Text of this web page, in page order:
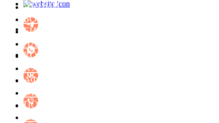
АКЦИИ
БОУЛИНГ
БИЛЬЯРД
ЛАЗЕРТАГ
КОНЦЕРТ-ХОЛЛ ФАСОЛЬ
КУХНЯ
АФИША МЕРОПРИЯТИЙ
ОРГАНИЗАЦИЯ ПРАЗДНИКОВ
ПОДАРОЧНЫЕ СЕРТИФИКАТЫ
КОНТАКТЫ
БИЛЬЯРД